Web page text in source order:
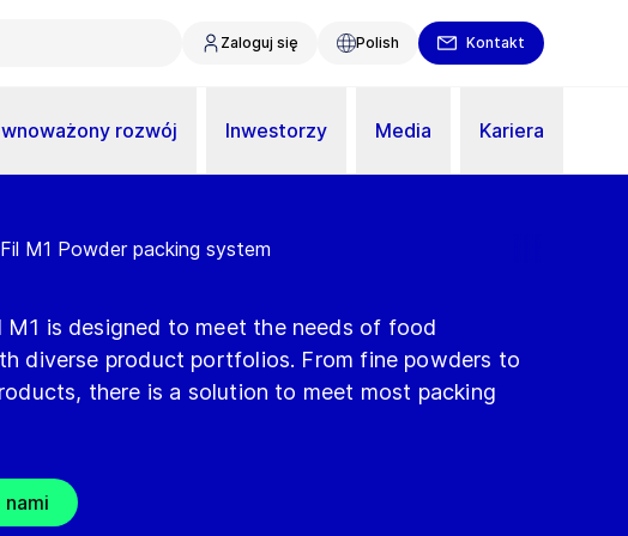
Zaloguj się Polish Kontakt
rozwój Inwestorzy Media Kariera
M1 Powder packing system
M1 is designed to meet the needs of food
diverse product portfolios. From fine powders to
there is a solution to meet most packing